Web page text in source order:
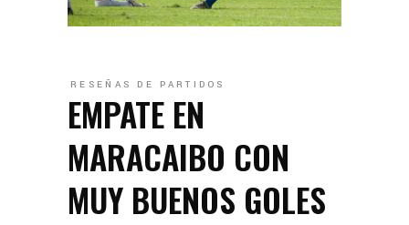
RESEÑAS DE PARTIDOS
EMPATE EN
MARACAIBO CON
MUY BUENOS GOLES